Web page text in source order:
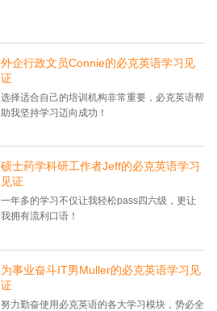
外企行政文员Connie的必克英语学习见
证
选择适合自己的培训机构非常重要，必克英语帮
助我坚持学习迈向成功！
硕士药学科研工作者Jeff的必克英语学习
见证
一年多的学习不仅让我轻松pass四六级，更让
我拥有流利口语！
为事业奋斗IT男Muller的必克英语学习见
证
努力勤奋使用必克英语的各大学习模块，势必全